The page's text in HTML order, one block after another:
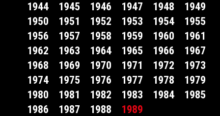
1944 1945 1946 1947 1948
1949
1950
1951 1952 1953 1954
1955
1956
1957 1958 1959 1960
1961
1962
1963 1964 1965 1966
1967
1968
1969 1970 1971 1972
1973
1974
1975 1976 1977 1978
1979
1980
1981 1982 1983 1984
1985
1986
1987 1988 1989